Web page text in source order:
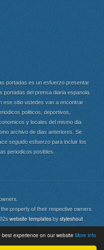
experience on our website More info
portadas es un esfuerzo presentar
portadas del prensa diaria espanola.
ese sitio ustedes van a encontrar
politicos, deportivos,
y locales del mismo dia
archivo de dias anteriores. Se
seguido esfuerzo para incluir los
periodicos posibles.
property of their respective owners.
website templates by styleshout